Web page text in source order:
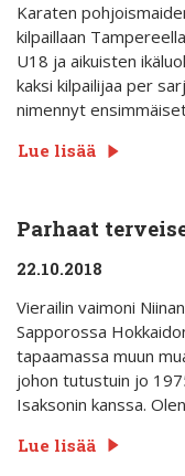
Karaten
kilpaillaan
U18 ja aikuisten
kaksi kilpailijaa per
nimennyt
Lue lisää
Parhaat
22.10.2018
Vierailin vaimoni
Sapporossa
tapaamassa muun
johon tutustuin jo
Isaksonin kanssa.
Lue lisää